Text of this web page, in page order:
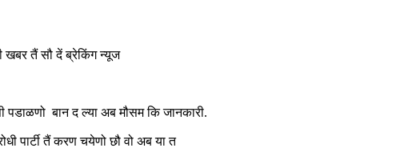
तैं सौ दें ब्रेकिंग न्यूज
बान द ल्या अब मौसम कि जानकारी.
पार्टी तैं करण चयेणो छौ वो अब या त